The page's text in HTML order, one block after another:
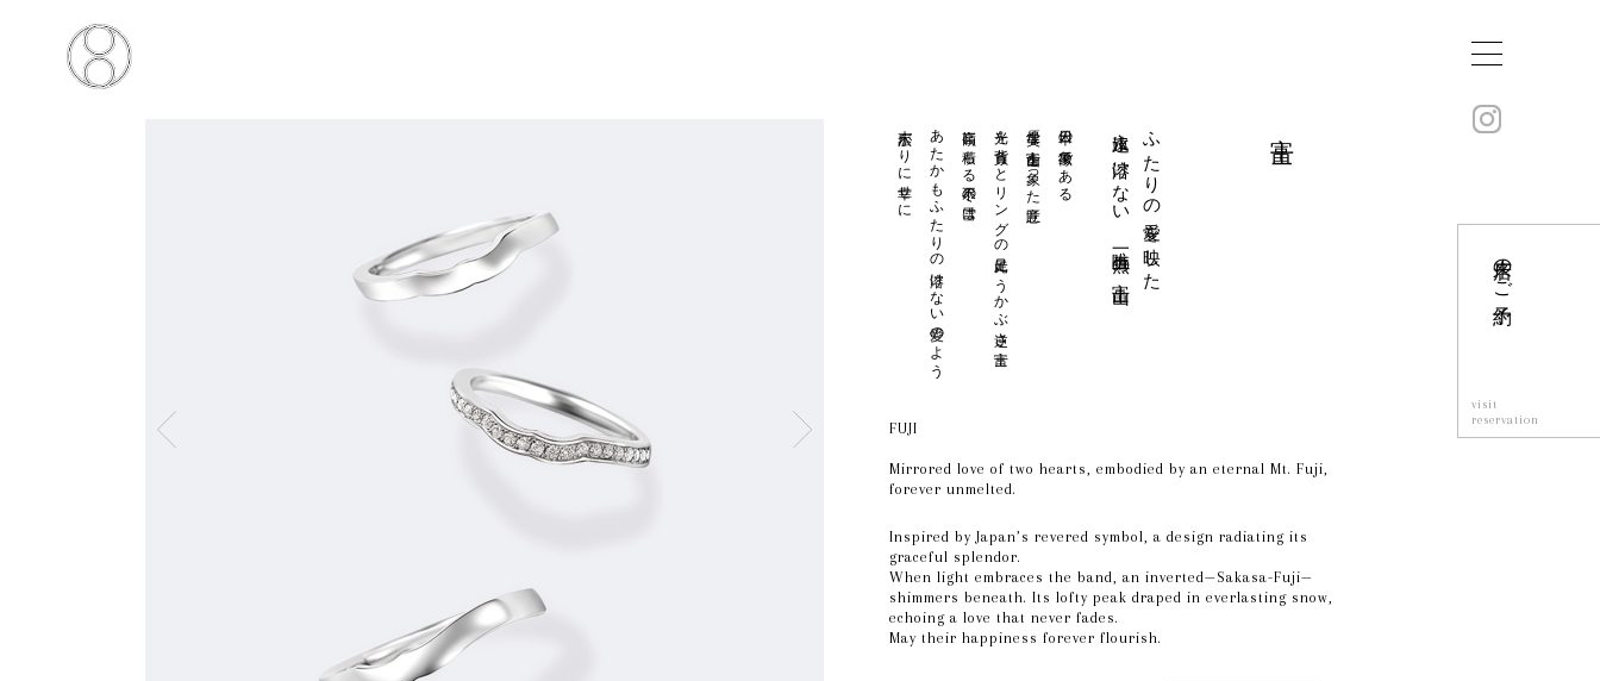
来店のご予約
visit
reservation
ふたりの愛を映した
永遠に溶けない 唯一無二の富士山
日本の象徴である
優美な富士山を象った意匠
光を背負うとリングの足元にうかぶ逆さ富士
高嶺に積もる不尽の雪は
あたかもふたりの溶けない愛のよう
末広がりに幸せに
FUJI
Mirrored love of two hearts, embodied by an eternal Mt. Fuji,
forever unmelted.
Inspired by Japan’s revered symbol, a design radiating its
graceful splendor.
When light embraces the band, an inverted—Sakasa-Fuji—
shimmers beneath. Its lofty peak draped in everlasting snow,
echoing a love that never fades.
May their happiness forever flourish.